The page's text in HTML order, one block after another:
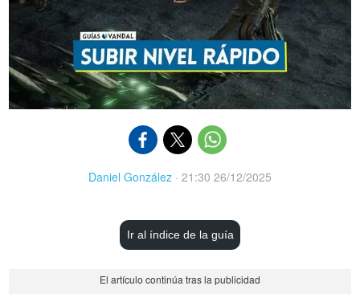
Daniel González · 21:30 26/12/2025
Ir al índice de la guía